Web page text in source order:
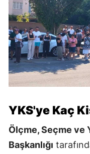
YKS'ye Kaç
Ölçme, Seçme ve
Başkanlığı